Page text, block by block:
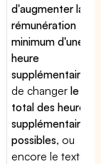
d'augmenter la
rémunération
minimum d'une
heure
supplémentaire
de changerle
total des heures
supplémentaires
possibles, ou
encore le texte